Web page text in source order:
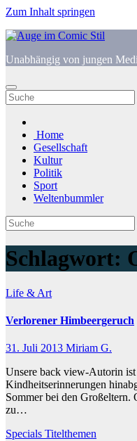
Zum Inhalt springen
Unabhängig von jungen
Home
Gesellschaft
Kultur
Politik
Sport
Weltenbummler
Schlagwort:
Life & Art
Verlorener Himbeergeruch
31. Juli 2013 Miriam G.
Unsere back view-Autorin
Kindheitserinnerungen
Sommer bei den
zu…
Specials Titelthemen